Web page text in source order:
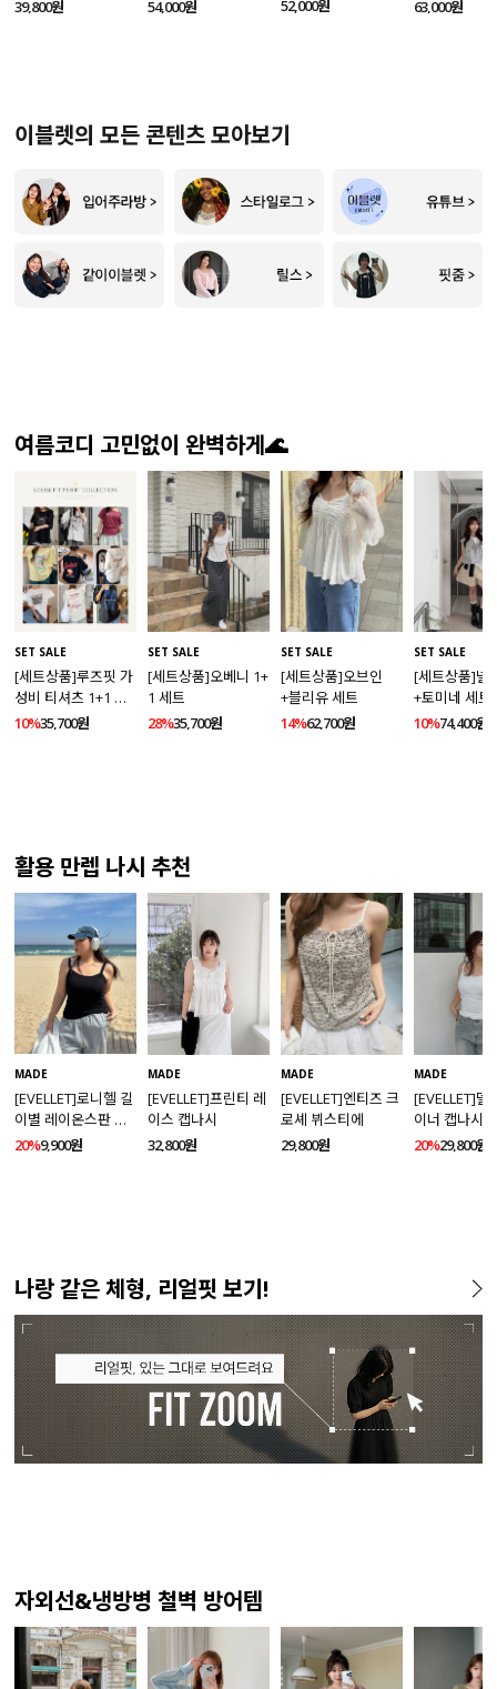
39,800원 54,000원 52,000원 63,000원
이블렛의 모든 콘텐츠 모아보기
여름코디 고민없이 완벽하게🌊
SET SALE
[세트상품]루즈핏 가
성비 티셔츠 1+1 세
트
10%35,700원
SET SALE
[세트상품]오베니 1+
1 세트
28%35,700원
SET SALE
[세트상품]오브인
+블리유 세트
14%62,700원
SET SALE
[세트상품]넬
+토미네 세트
10%74,400원
활용 만렙 나시 추천
MADE
[EVELLET]로니헬 길
이별 레이온스판 끈
나시
20%9,900원
MADE
[EVELLET]프린티 레
이스 캡나시
32,800원
MADE
[EVELLET]엔티즈 크
로셰 뷔스티에
29,800원
MADE
[EVELLET]델
이너 캡나시
20%29,800원
나랑 같은 체형, 리얼핏 보기!
자외선&냉방병 철벽 방어템